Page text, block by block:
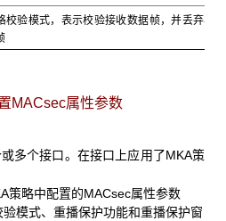
校验模式，表示校验接收数据帧，并丢弃非
MACsec属性参数
多个接口。在接口上应用了MKA策
略中配置的MACsec属性参数
验模式、重播保护功能和重播保护窗